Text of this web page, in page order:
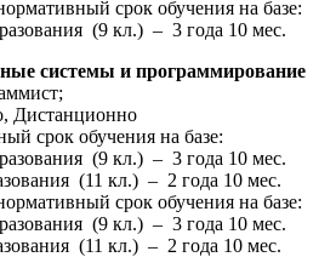
срок обучения на базе:
(9 кл.) – 3 года 10 мес.
системы и программирование
Дистанционно
срок обучения на базе:
(9 кл.) – 3 года 10 мес.
(11 кл.) – 2 года 10 мес.
срок обучения на базе:
(9 кл.) – 3 года 10 мес.
(11 кл.) – 2 года 10 мес.